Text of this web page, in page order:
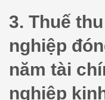
3. Thuế
nghiệp
năm tài
nghiệp